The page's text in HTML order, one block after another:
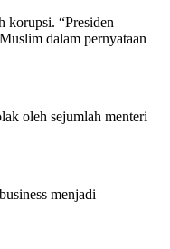
korupsi. “Presiden
dalam pernyataan
oleh sejumlah menteri
menjadi